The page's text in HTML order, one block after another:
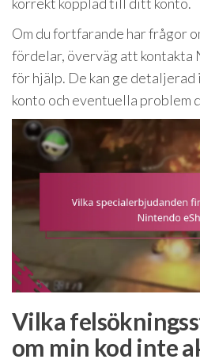
Om du fortfarande har frågor
fördelar, överväg att kontakta
för hjälp. De kan ge
konto och eventuella problem
Vilka
om min kod inte